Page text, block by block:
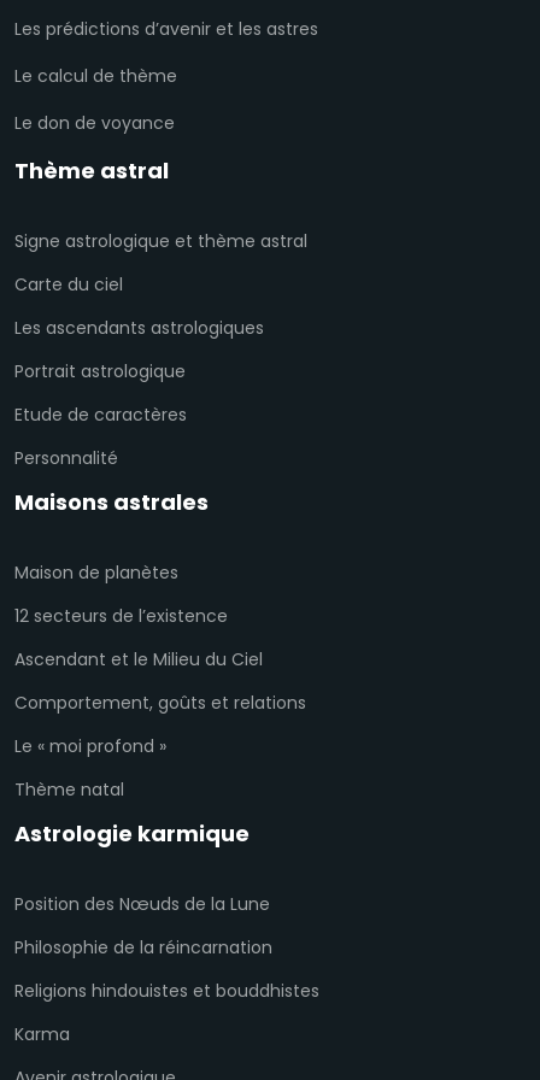
Les prédictions d’avenir et les astres
Le calcul de thème
Le don de voyance
Thème astral
Signe astrologique et thème astral
Carte du ciel
Les ascendants astrologiques
Portrait astrologique
Etude de caractères
Personnalité
Maisons astrales
Maison de planètes
12 secteurs de l’existence
Ascendant et le Milieu du Ciel
Comportement, goûts et relations
Le « moi profond »
Thème natal
Astrologie karmique
Position des Nœuds de la Lune
Philosophie de la réincarnation
Religions hindouistes et bouddhistes
Karma